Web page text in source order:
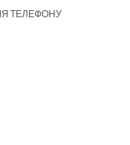
ТЕЛЕФОНУ